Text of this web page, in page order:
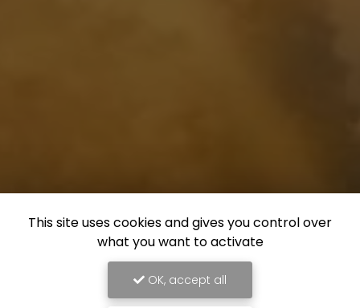
This site uses cookies and gives you control over
what you want to activate
OK, accept all